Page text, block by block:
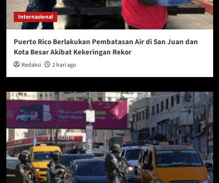
Internasional
Puerto Rico Berlakukan Pembatasan Air di San Juan dan
Kota Besar Akibat Kekeringan Rekor
Redaksi 2 hari ago